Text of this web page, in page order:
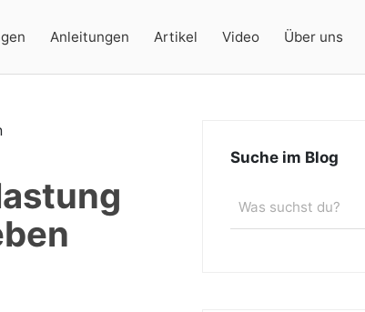
Anleitungen Artikel Video Über uns
Suche im Blog